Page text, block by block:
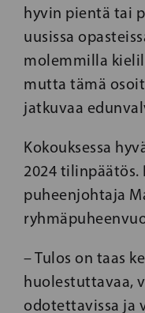
hyvin pientä tai
uusissa
molemmilla
mutta tämä
jatkuvaa
Kokouksessa
2024 tilinpäätös.
puheenjohtaja
– Tulos on taas
huolestuttavaa,
odotettavissa ja